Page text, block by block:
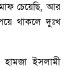
চেয়েছি, আর
থাকলে দুঃখ
ইসলামী